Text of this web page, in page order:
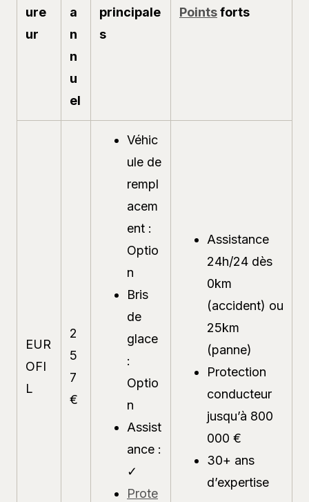
ure
ur
a
n
n
u
el
principale
s
Pointsforts
EUR
OFI
L
2
5
7
€
Véhic
ule de
rempl
acem
ent :
Optio
n
Bris
de
glace
:
Optio
n
Assist
ance :
✓
Prote
Assistance
24h/24 dès
0km
(accident) ou
25km
(panne)
Protection
conducteur
jusqu’à 800
000 €
30+ ans
d’expertise